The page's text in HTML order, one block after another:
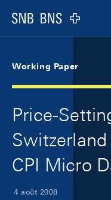
Logo
Working Paper
Price-
CPI Micro
4 août 2008